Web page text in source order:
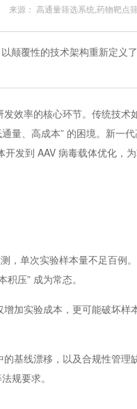
来源： 高通量筛选系统,药物靶点
颠覆性的技术架构重新定义
效率的核心环节。传统技
量、高成本” 的困境。新一
发到 AAV 病毒载体优化，
，单次实验样本量不足百例
压” 成为常态。
加实验成本，更可能破坏
基线漂移，以及合规性管
规要求。